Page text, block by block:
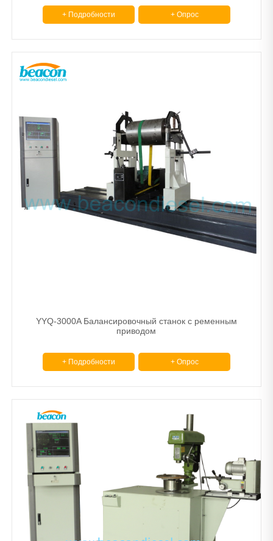
+ Подробности + Опрос
YYQ-3000A Балансировочный станок с ременным
приводом
+ Подробности + Опрос